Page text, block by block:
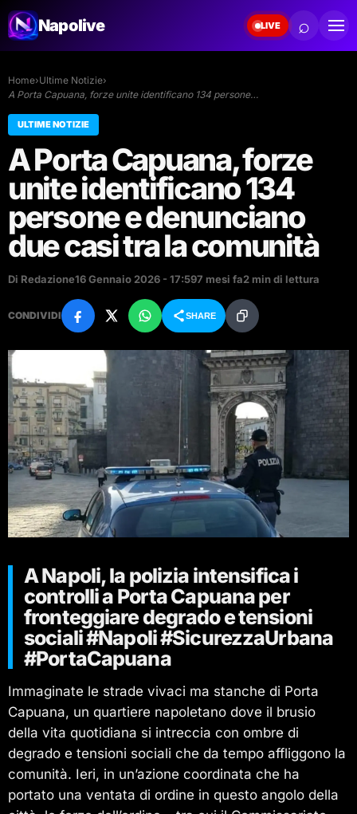
Napolive LIVE ⌕
Home›Ultime Notizie›
A Porta Capuana, forze unite identificano 134 persone…
ULTIME NOTIZIE
A Porta Capuana, forze
unite identificano 134
persone e denunciano
due casi tra la comunità
Di Redazione16 Gennaio 2026 - 17:597 mesi fa2 min di lettura
CONDIVIDI SHARE
A Napoli, la polizia intensifica i
controlli a Porta Capuana per
fronteggiare degrado e tensioni
sociali #Napoli #SicurezzaUrbana
#PortaCapuana
Immaginate le strade vivaci ma stanche di Porta
Capuana, un quartiere napoletano dove il brusio
della vita quotidiana si intreccia con ombre di
degrado e tensioni sociali che da tempo affliggono la
comunità. Ieri, in un’azione coordinata che ha
portato una ventata di ordine in questo angolo della